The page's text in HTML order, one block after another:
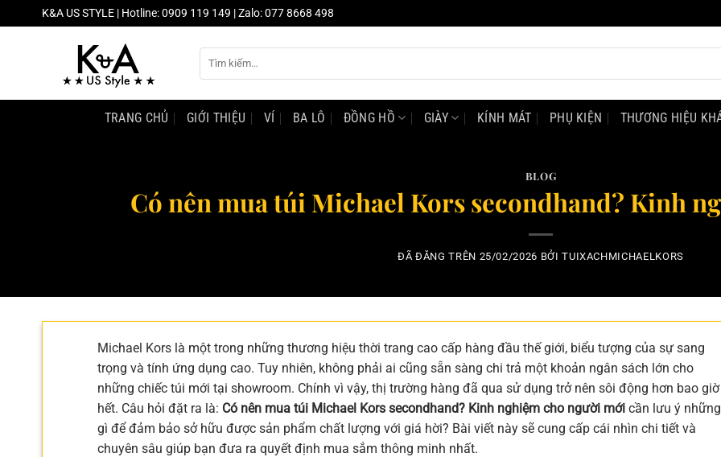
đến
K&A US STYLE | Hotline: 0909 119 149 | Zalo: 077 8668 498
kiếm:
TRANG CHỦ GIỚI THIỆU VÍ BA LÔ ĐỒNG HỒ GIÀY KÍNH MÁT PHỤ KIỆN THƯƠNG HIỆU
BLOG
Có nên mua túi Michael Kors secondhand? Kinh
ĐÃ ĐĂNG TRÊN 25/02/2026 BỞITUIXACHMICHAELKORS
Michael Kors là một trong những thương hiệu thời trang cao cấp hàng đầu thế giới, biểu tượng của sự sang
trọng và tính ứng dụng cao. Tuy nhiên, không phải ai cũng sẵn sàng chi trả một khoản ngân sách lớn cho
những chiếc túi mới tại showroom. Chính vì vậy, thị trường hàng đã qua sử dụng trở nên sôi động hơn bao giờ
hết. Câu hỏi đặt ra là: Có nên mua túi Michael Kors secondhand? Kinh nghiệm cho người mới cần lưu ý những
gì để đảm bảo sở hữu được sản phẩm chất lượng với giá hời? Bài viết này sẽ cung cấp cái nhìn chi tiết và
chuyên sâu giúp bạn đưa ra quyết định mua sắm thông minh nhất.